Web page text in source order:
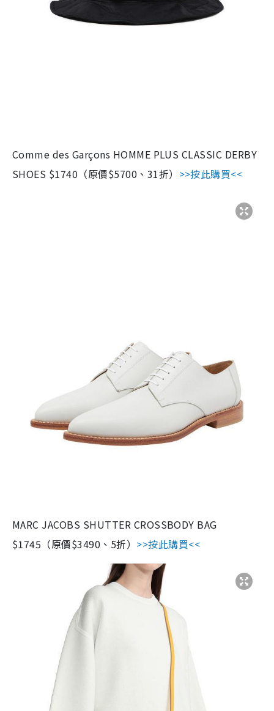
Comme des Garçons HOMME PLUS CLASSIC DERBY
SHOES $1740（原價$5700、31折） >>按此購買<<
MARC JACOBS SHUTTER CROSSBODY BAG
$1745（原價$3490、5折） >>按此購買<<